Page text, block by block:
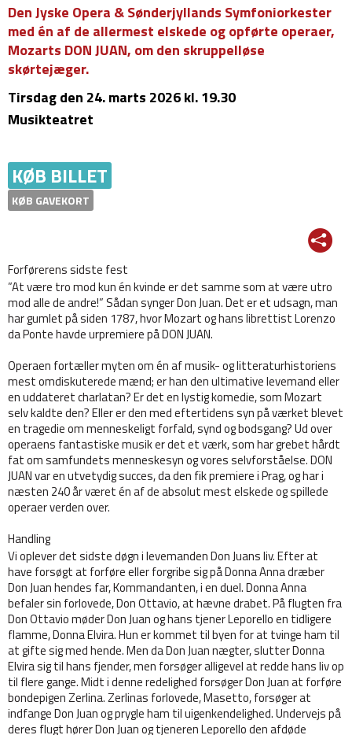
Den Jyske Opera & Sønderjyllands Symfoniorkester
med én af de allermest elskede og opførte operaer,
Mozarts DON JUAN, om den skruppelløse
skørtejæger.
Tirsdagden 24. marts 2026 kl. 19.30
Musikteatret
KØB BILLET
KØB GAVEKORT
Forførerens sidste fest
”At være tro mod kun én kvinde er det samme som at være utro
mod alle de andre!” Sådan synger Don Juan. Det er et udsagn, man
har gumlet på siden 1787, hvor Mozart og hans librettist Lorenzo
da Ponte havde urpremiere på DON JUAN.
Operaen fortæller myten om én af musik- og litteraturhistoriens
mest omdiskuterede mænd; er han den ultimative levemand eller
en uddateret charlatan? Er det en lystig komedie, som Mozart
selv kaldte den? Eller er den med eftertidens syn på værket blevet
en tragedie om menneskeligt forfald, synd og bodsgang? Ud over
operaens fantastiske musik er det et værk, som har grebet hårdt
fat om samfundets menneskesyn og vores selvforståelse. DON
JUAN var en utvetydig succes, da den fik premiere i Prag, og har i
næsten 240 år været én af de absolut mest elskede og spillede
operaer verden over.
Handling
Vi oplever det sidste døgn i levemanden Don Juans liv. Efter at
have forsøgt at forføre eller forgribe sig på Donna Anna dræber
Don Juan hendes far, Kommandanten, i en duel. Donna Anna
befaler sin forlovede, Don Ottavio, at hævne drabet. På flugten fra
Don Ottavio møder Don Juan og hans tjener Leporello en tidligere
flamme, Donna Elvira. Hun er kommet til byen for at tvinge ham til
at gifte sig med hende. Men da Don Juan nægter, slutter Donna
Elvira sig til hans fjender, men forsøger alligevel at redde hans liv op
til flere gange. Midt i denne redelighed forsøger Don Juan at forføre
bondepigen Zerlina. Zerlinas forlovede, Masetto, forsøger at
indfange Don Juan og prygle ham til uigenkendelighed. Undervejs på
deres flugt hører Don Juan og tjeneren Leporello den afdøde